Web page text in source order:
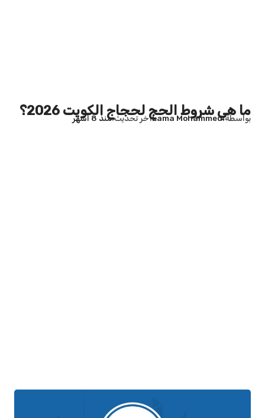
ما هي شروط الحج لحجاج الكويت 2026؟
بواسطة Lama Mohammedآخر تحديث منذ 8 أشهر